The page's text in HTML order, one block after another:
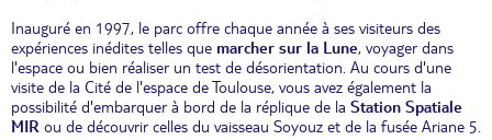
Inauguré en 1997, le parc offre chaque année à ses visiteurs des
expériences inédites telles que marcher sur la Lune, voyager dans
l'espace ou bien réaliser un test de désorientation. Au cours d'une
visite de la Cité de l'espace de Toulouse, vous avez également la
possibilité d'embarquer à bord de la réplique de la Station Spatiale
MIR ou de découvrir celles du vaisseau Soyouz et de la fusée Ariane 5.